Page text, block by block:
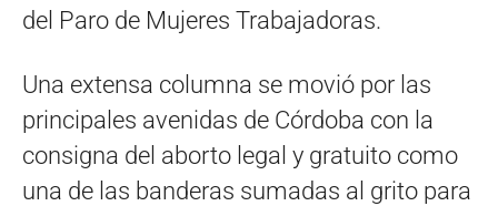
del Paro de Mujeres Trabajadoras.
Una extensa columna se movió por las
principales avenidas de Córdoba con la
consigna del aborto legal y gratuito como
una de las banderas sumadas al grito para